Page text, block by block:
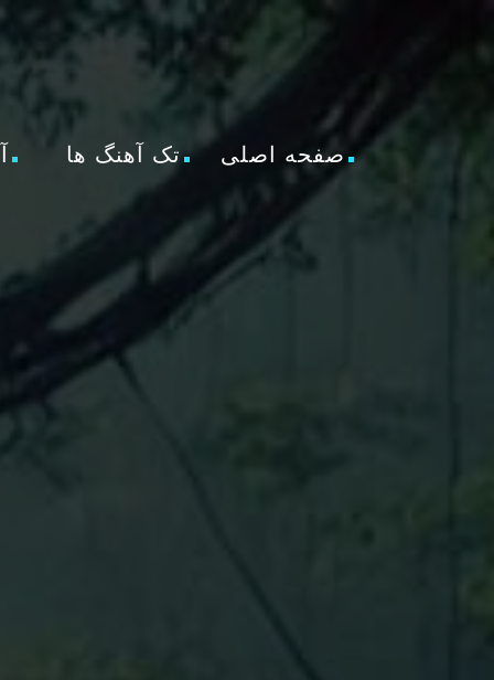
صفحه اصلی تک آهنگ ها